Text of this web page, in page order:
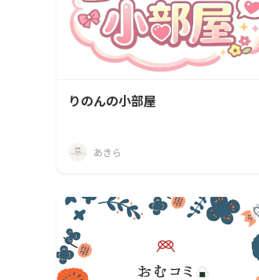
りのんの小部屋
あきら